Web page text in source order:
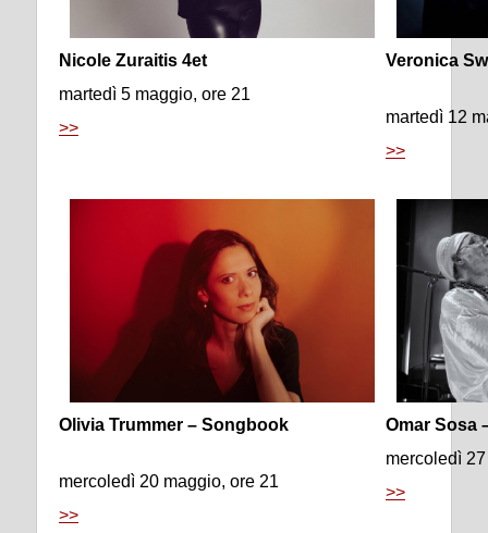
Nicole Zuraitis 4et
martedì 5 maggio, ore 21
>>
Veronica
martedì 12
>>
Olivia Trummer – Songbook
mercoledì 20 maggio, ore 21
>>
Omar Sosa
mercoledì
>>